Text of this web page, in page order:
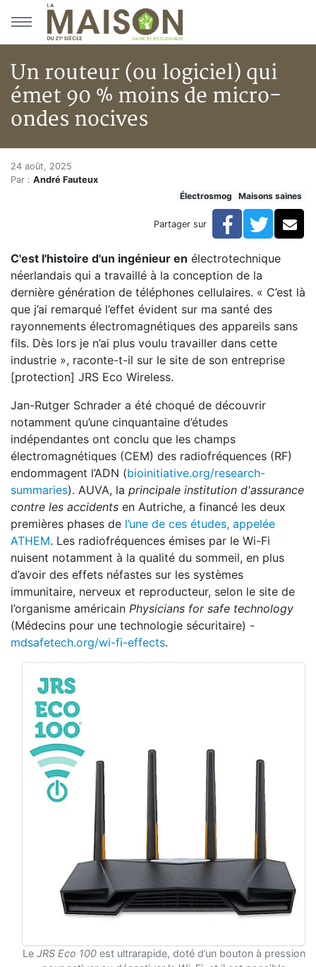
Aller au menu principal
Aller au contenu principal
Un routeur (ou logiciel) qui
émet 90 % moins de micro-
ondes nocives
Accueil
Articles
Hypersensibilités environnementales
Un routeur (ou logiciel) qui émet 90 % moins de
Un routeur (ou logiciel) qui
24 août, 2025
Par : André Fauteux
Électrosmog
Maisons saines
Partager sur Facebook
C'est l'histoire d'un ingénieur en électrotechnique
néerlandais qui a travaillé à la conception de la
dernière génération de téléphones cellulaires. « C’est là
que j’ai remarqué l’effet évident sur ma santé des
rayonnements électromagnétiques des appareils sans
fils. Dès lors je n’ai plus voulu travailler dans cette
industrie », raconte-t-il sur le site de son entreprise
[protection] JRS Eco Wireless.
Jan-Rutger Schrader a été choqué de découvrir
notamment qu’une cinquantaine d’études
indépendantes ont conclu que les champs
électromagnétiques (CEM) des radiofréquences (RF)
endommagent l’ADN (bioinitiative.org/research-
summaries). AUVA, la principale institution d'assurance
contre les accidents en Autriche, a financé les deux
premières phases de l’une de ces études, appelée
ATHEM. Les radiofréquences émises par le Wi-Fi
nuisent notamment à la qualité du sommeil, en plus
d’avoir des effets néfastes sur les systèmes
immunitaire, nerveux et reproducteur, selon le site de
l’organisme américain Physicians for safe technology
(Médecins pour une technologie sécuritaire) -
mdsafetech.org/wi-fi-effects.
Le JRS Eco 100est ultrarapide, doté d’un bouton à pression